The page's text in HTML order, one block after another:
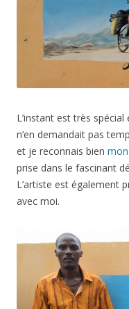
L’instant est très
n’en demandait pas
et je reconnais bien
prise dans le fascinant
L’artiste est également
avec moi.